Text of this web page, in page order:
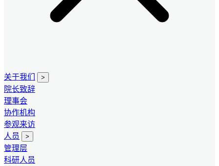
关于我们 >
院长致辞
理事会
协作机构
参观来访
人员
>
管理层
科研人员